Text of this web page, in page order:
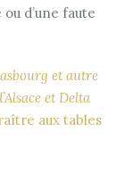
d’une faute
et autre
et Delta
aux tables